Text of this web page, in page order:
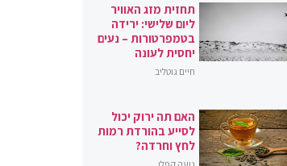
תחזית מזג האוויר
ליום שלישי: ירידה
בטמפרטורות – נעים
יחסית לעונה
חיים גוטליב
האם תה ירוק יכול
לסייע בהורדת רמות
לחץ וחרדה?